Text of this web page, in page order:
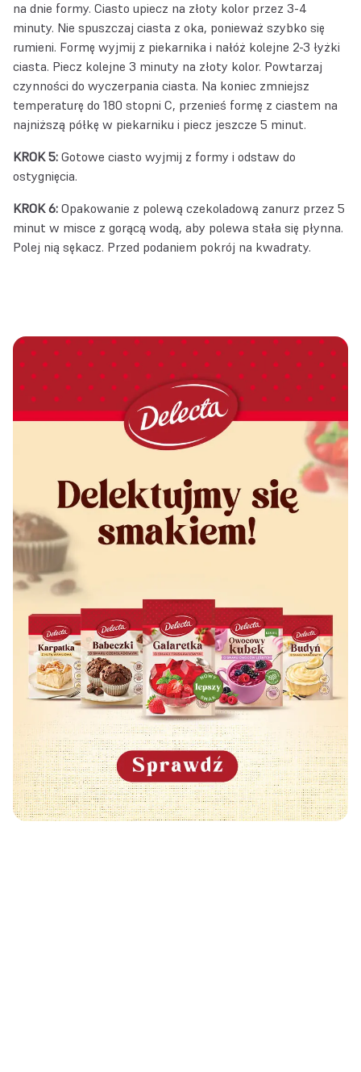
na dnie formy. Ciasto upiecz na złoty kolor przez 3-4
minuty. Nie spuszczaj ciasta z oka, ponieważ szybko się
rumieni. Formę wyjmij z piekarnika i nałóż kolejne 2-3 łyżki
ciasta. Piecz kolejne 3 minuty na złoty kolor. Powtarzaj
czynności do wyczerpania ciasta. Na koniec zmniejsz
temperaturę do 180 stopni C, przenieś formę z ciastem na
najniższą półkę w piekarniku i piecz jeszcze 5 minut.
KROK 5: Gotowe ciasto wyjmij z formy i odstaw do
ostygnięcia.
KROK 6: Opakowanie z polewą czekoladową zanurz przez 5
minut w misce z gorącą wodą, aby polewa stała się płynna.
Polej nią sękacz. Przed podaniem pokrój na kwadraty.